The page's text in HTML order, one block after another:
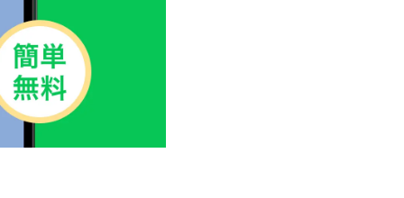
ペン ⁄
万年筆